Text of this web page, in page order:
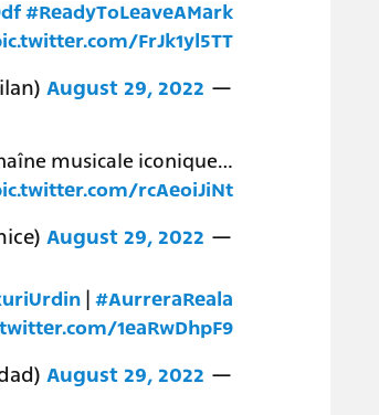
#ReadyToLeaveAMark
FrJk1yl5TT
— AC Milan (@acmilan)
August 29, 2022
musicale iconique…
rcAeoiJiNt
— OGC Nice (@ogcnice)
August 29, 2022
#AurreraReala
1eaRwDhpF9
— Real Sociedad Fútbol (@RealSociedad)
August 29, 2022